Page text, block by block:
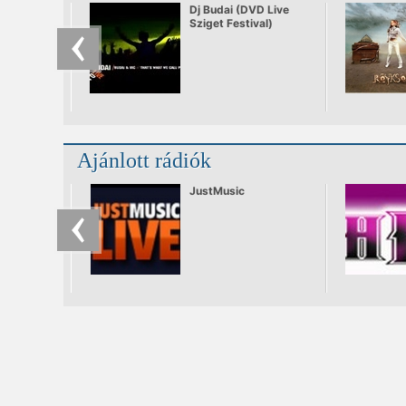
Dj Budai (DVD Live
Sziget Festival)
Ajánlott rádiók
JustMusic